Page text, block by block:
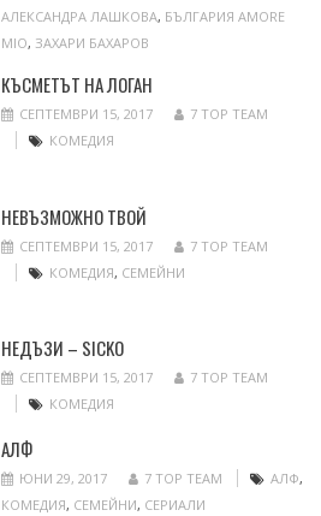
АЛЕКСАНДРА ЛАШКОВА, БЪЛГАРИЯ AMORE
MIO, ЗАХАРИ БАХАРОВ
КЪСМЕТЪТ НА ЛОГАН
СЕПТЕМВРИ 15, 2017
7 TOP TEAM
КОМЕДИЯ
НЕВЪЗМОЖНО ТВОЙ
СЕПТЕМВРИ 15, 2017
7 TOP TEAM
КОМЕДИЯ, СЕМЕЙНИ
НЕДЪЗИ – SICKO
СЕПТЕМВРИ 15, 2017
7 TOP TEAM
КОМЕДИЯ
АЛФ
ЮНИ 29, 2017 7 TOP TEAM АЛФ,
КОМЕДИЯ, СЕМЕЙНИ, СЕРИАЛИ